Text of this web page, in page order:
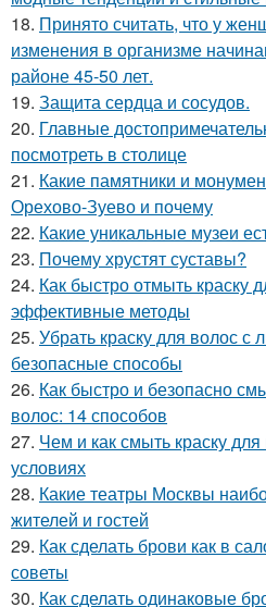
18. Принято считать, что у
изменения в организме
районе 45-50 лет.
19. Защита сердца и сосудов.
20. Главные
посмотреть в столице
21. Какие памятники и
Орехово-Зуево и почему
22. Какие уникальные музеи
23. Почему хрустят суставы?
24. Как быстро отмыть краску
эффективные методы
25. Убрать краску для волос с
безопасные способы
26. Как быстро и безопасно
волос: 14 способов
27. Чем и как смыть краску
условиях
28. Какие театры Москвы
жителей и гостей
29. Как сделать брови как в
советы
30. Как сделать одинаковые